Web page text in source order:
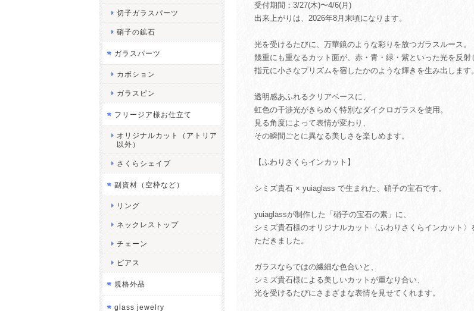
受付期間：3/27(木)〜4/6(月)
出来上がりは、2026年8月末頃になります。
光を受けるたびに、万華鏡のような彩りを放つガラスルース。
幾重にも重なるカット面が、赤・青・緑・紫といった光を反射
指元に小さなプリズムを宿したかのような輝きを生み出します。
透明感あふれるクリアベースに、
虹色の干渉光がきらめく特別なダイクロガラスを使用。
見る角度によって表情が変わり、
その瞬間ごとに異なる美しさを楽しめます。
【ふわりさくらインカット】
シミズ貴石 × yuiaglass で生まれた、硝子の宝石です。
yuiaglassが制作した「硝子の宝石の素」に、
シミズ貴石様のオリジナルカット〈ふわりさくらインカット〉
ただきました。
ガラスならではの繊細な色合いと、
シミズ貴石様による美しいカットが重なり合い、
光を受けるたびにさまざまな表情を見せてくれます。
切子ガラスパーツ
硝子の鉱石
ガラスパーツ
カボション
ガラスピン
フリージア様お仕立て
オリジナルカット（アトリア
以外）
さくらシェイプ
副資材（空枠など）
リング
ネックレストップ
チェーン
ピアス
規格外品
glass jewelry